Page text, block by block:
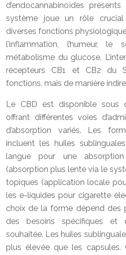
d’endocannabinoïdes
système joue un rôle
diverses fonctions
l’inflammation, l’humeur,
métabolisme du glucose.
récepteurs CB1 et CB2 du
fonctions, mais de manière
Le CBD est disponible sous
offrant différentes voies
d’absorption variés. Les
incluent les huiles
langue pour une
(absorption plus lente via le
topiques (application locale
les e-liquides pour cigarette
choix de la forme dépend des
des besoins spécifiques et
souhaitée. Les huiles
plus élevée que les capsules.